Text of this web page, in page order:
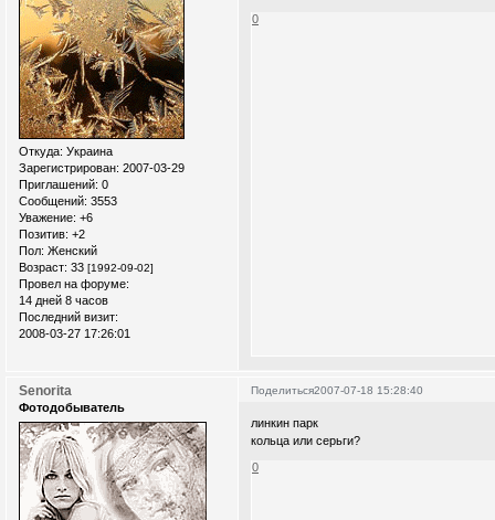
Откуда: Украина
Зарегистрирован: 2007-03-29
Приглашений: 0
Сообщений: 3553
Уважение: +6
Позитив: +2
Пол: Женский
Возраст: 33 [1992-09-02]
Провел на форуме:
14 дней 8 часов
Последний визит:
2008-03-27 17:26:01
0
Поделиться2007-07-18 15:28:40
Senorita
Фотодобыватель
линкин парк
кольца или серьги?
0